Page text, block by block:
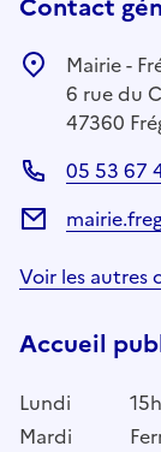
Mairie -
6 rue du
47360
05 53 67
Voir les autres
Accueil
Lundi
Mardi